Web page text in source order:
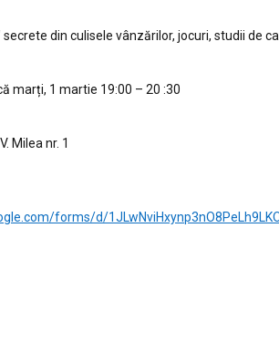
secrete din culisele vânzărilor, jocuri, studii de
marți, 1 martie 19:00 – 20 :30
Milea nr. 1
forms/d/